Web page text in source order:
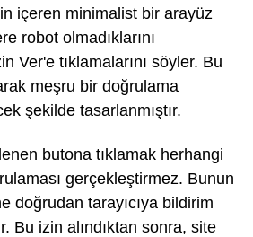
içeren minimalist bir arayüz
robot olmadıklarını
Ver'e tıklamalarını söyler. Bu
meşru bir doğrulama
şekilde tasarlanmıştır.
butona tıklamak herhangi
gerçekleştirmez. Bunun
doğrudan tarayıcıya bildirim
Bu izin alındıktan sonra, site